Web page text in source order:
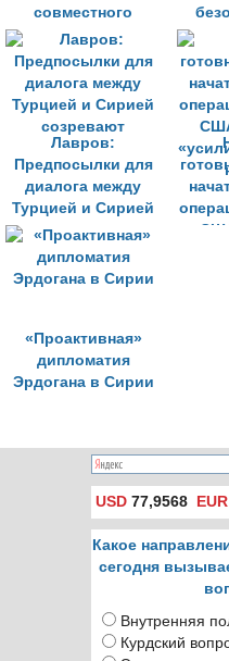
совместного
патрулирования в
Сирии
Лавров:
Предпосылки для
диалога между
Турцией и Сирией
созревают
«Проактивная»
дипломатия
Эрдогана в Сирии
USD 77,9568 EUR
Какое
сегодня
Внутренняя
Курдский